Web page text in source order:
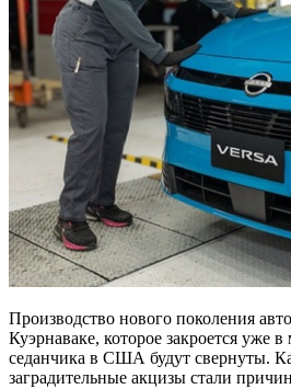
Производство нового поколения
Куэрнаваке, которое закроется
седанчика в США будут свернуты.
заградительные акцизы стали